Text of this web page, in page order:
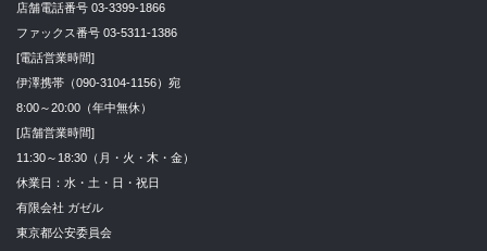
店舗電話番号 03-3399-1866
ファックス番号 03-5311-1386
[電話営業時間]
伊澤携帯（090-3104-1156）宛
8:00～20:00（年中無休）
[店舗営業時間]
11:30～18:30（月・火・木・金）
休業日：水・土・日・祝日
有限会社 ガゼル
東京都公安委員会